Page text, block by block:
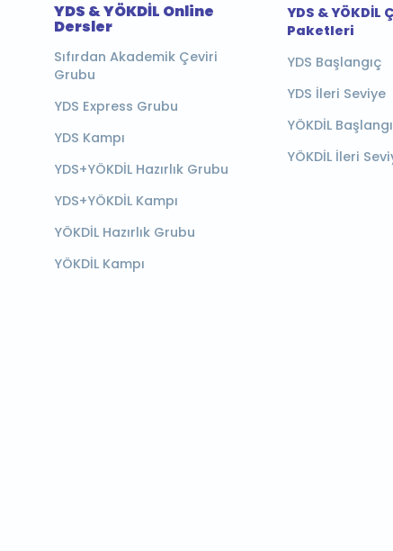
YDS & YÖKDİL Online
Dersler
Sıfırdan Akademik Çeviri
Grubu
YDS Express Grubu
YDS Kampı
YDS+YÖKDİL Hazırlık Grubu
YDS+YÖKDİL Kampı
YÖKDİL Hazırlık Grubu
YÖKDİL Kampı
YDS & YÖKDİL
Paketleri
YDS Başlangıç
YDS İleri Seviye
YÖKDİL
YÖKDİL İleri